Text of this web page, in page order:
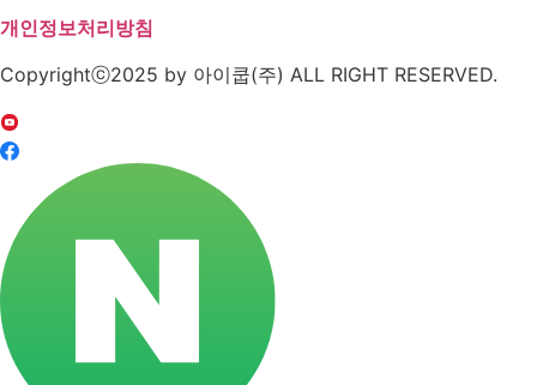
개인정보처리방침
Copyrightⓒ2025 by 아이쿱(주) ALL RIGHT RESERVED.